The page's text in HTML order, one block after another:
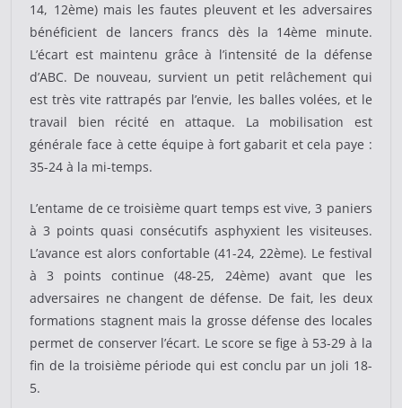
14, 12ème) mais les fautes pleuvent et les adversaires
bénéficient de lancers francs dès la 14ème minute.
L’écart est maintenu grâce à l’intensité de la défense
d’ABC. De nouveau, survient un petit relâchement qui
est très vite rattrapés par l’envie, les balles volées, et le
travail bien récité en attaque. La mobilisation est
générale face à cette équipe à fort gabarit et cela paye :
35-24 à la mi-temps.
L’entame de ce troisième quart temps est vive, 3 paniers
à 3 points quasi consécutifs asphyxient les visiteuses.
L’avance est alors confortable (41-24, 22ème). Le festival
à 3 points continue (48-25, 24ème) avant que les
adversaires ne changent de défense. De fait, les deux
formations stagnent mais la grosse défense des locales
permet de conserver l’écart. Le score se fige à 53-29 à la
fin de la troisième période qui est conclu par un joli 18-
5.